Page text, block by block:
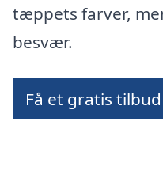
tæppets farver,
besvær.
Få et gratis